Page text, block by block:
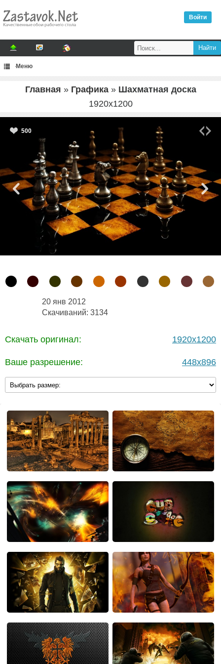
Войти
Меню
Главная » Графика» Шахматная доска
1920x1200
500
20 янв 2012
Скачиваний: 3134
Скачать оригинал: 1920x1200
Ваше разрешение: 448x896